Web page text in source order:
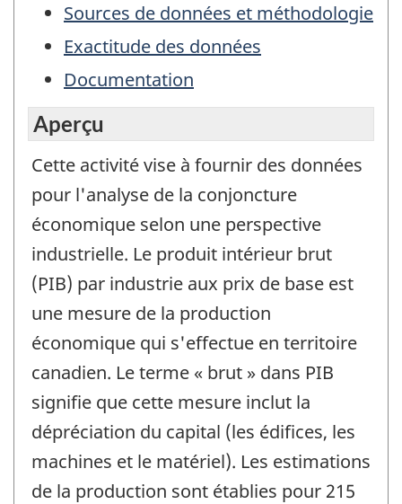
Sources de données et méthodologie
Exactitude des données
Documentation
Aperçu
Cette activité vise à fournir des données
pour l'analyse de la conjoncture
économique selon une perspective
industrielle. Le produit intérieur brut
(PIB) par industrie aux prix de base est
une mesure de la production
économique qui s'effectue en territoire
canadien. Le terme « brut » dans PIB
signifie que cette mesure inclut la
dépréciation du capital (les édifices, les
machines et le matériel). Les estimations
de la production sont établies pour 215